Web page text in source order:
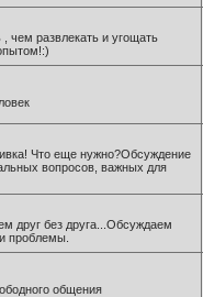
, чем развлекать и угощать
Что еще нужно?Обсуждение
вопросов, важных для
друг без друга...Обсуждаем
проблемы.
общения